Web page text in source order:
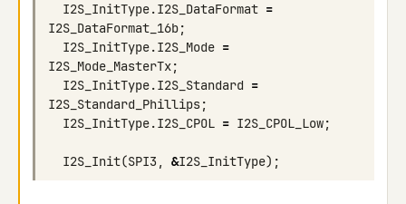
I2S_InitType.I2S_DataFormat =
I2S_DataFormat_16b;
I2S_InitType.I2S_Mode =
I2S_Mode_MasterTx;
I2S_InitType.I2S_Standard =
I2S_Standard_Phillips;
I2S_InitType.I2S_CPOL = I2S_CPOL_Low;
I2S_Init(SPI3, &I2S_InitType);